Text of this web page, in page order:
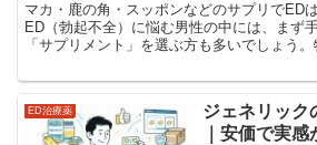
マカ・鹿の角・スッポンなどのサプリでED
ED（勃起不全）に悩む男性の中には、まず
「サプリメント」を選ぶ方も多いでしょう
ED治療薬
ジェネリック
｜安価で実